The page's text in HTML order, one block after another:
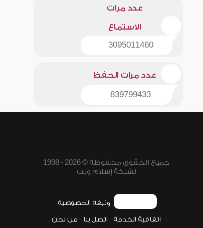
عدد مرات
الاستماع
3095011460
عدد مرات الحفظ
839799433
جميع الحقوق محفوظة © 2026 - 1998
لشبكة إسلام ويب
وثيقة الخصوصية
اتفاقية الخدمة اتصل بنا من نحن